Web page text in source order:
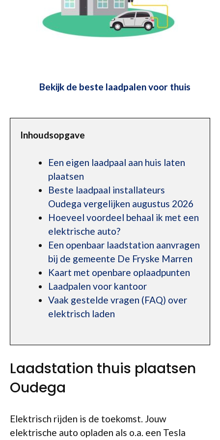
Bekijk de beste laadpalen voor thuis
Inhoudsopgave
Een eigen laadpaal aan huis laten
plaatsen
Beste laadpaal installateurs
Oudega vergelijken augustus 2026
Hoeveel voordeel behaal ik met een
elektrische auto?
Een openbaar laadstation aanvragen
bij de gemeente De Fryske Marren
Kaart met openbare oplaadpunten
Laadpalen voor kantoor
Vaak gestelde vragen (FAQ) over
elektrisch laden
Laadstation thuis plaatsen
Oudega
Elektrisch rijden is de toekomst. Jouw
elektrische auto opladen als o.a. een Tesla